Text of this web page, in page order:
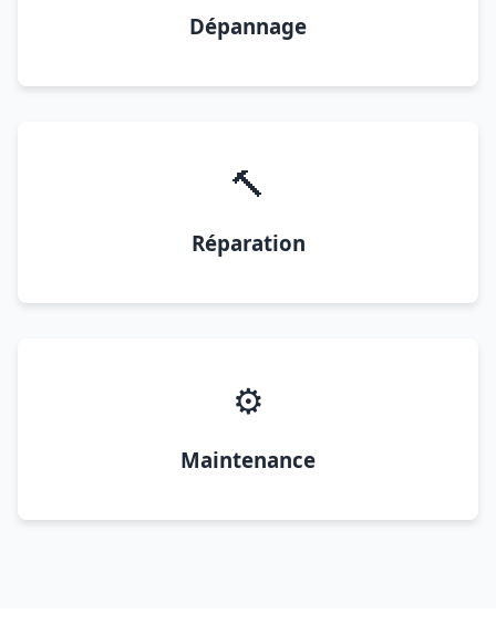
Dépannage
🔨
Réparation
⚙️
Maintenance